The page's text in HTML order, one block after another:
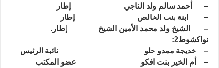
– أحمد سالم ولد الناجي إطار
– ابنة بنت الخالص إطار
– الشيخ ولد محمد الأمين الشيخ إطار.
نواكشوط2:
– خديجة ممدو جلو نائبة الرئيس
– أم الخير بنت افكو عضو المكتب